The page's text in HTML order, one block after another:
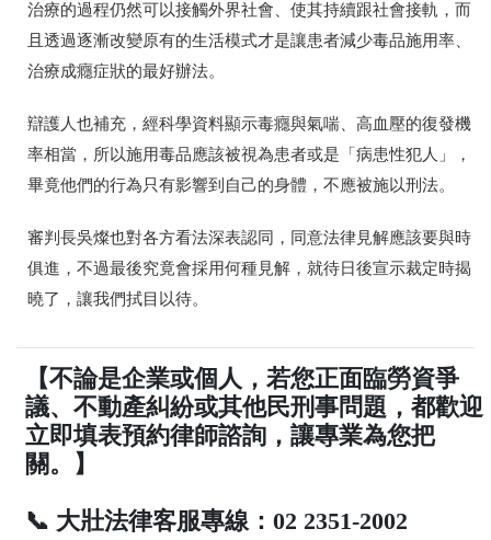
治療的過程仍然可以接觸外界社會、使其持續跟社會接軌，而
且透過逐漸改變原有的生活模式才是讓患者減少毒品施用率、
治療成癮症狀的最好辦法。
辯護人也補充，經科學資料顯示毒癮與氣喘、高血壓的復發機
率相當，所以施用毒品應該被視為患者或是「病患性犯人」，
畢竟他們的行為只有影響到自己的身體，不應被施以刑法。
審判長吳燦也對各方看法深表認同，同意法律見解應該要與時
俱進，不過最後究竟會採用何種見解，就待日後宣示裁定時揭
曉了，讓我們拭目以待。
【不論是企業或個人，若您正面臨勞資爭
議、不動產糾紛或其他民刑事問題，都歡迎
立即填表預約律師諮詢，讓專業為您把
關。】
📞 大壯法律客服專線：02 2351-2002